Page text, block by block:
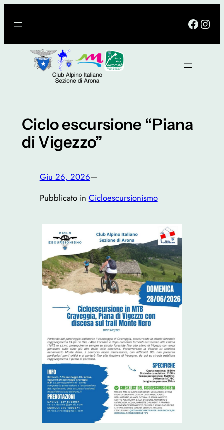
Ciclo escursione “Piana
di Vigezzo”
Giu 26, 2026—
Pubblicato in Cicloescursionismo